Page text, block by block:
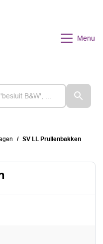
Menu
SV LL Prullenbakken